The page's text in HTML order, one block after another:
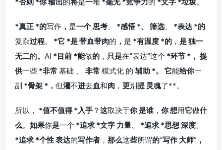
*真正 *的写作 ， 是一个思考 *感悟*、 筛选、 *表达 *的
复杂过程。 *它 *是带血带肉的 ， 是 *有温度 *的 ， 是独一
无二的。 AI *目前 *能做的 ， 只是在“表达”这个 *环节 *， 提
供一些 *非常 基础 非常 模式化 的 辅助 *。 它能给你一
副 *骨架 *， 但灌不进去血和肉 ， 更别提 灵魂了**。
所以， *值不值得*入手 ？ 这取决于你是谁 ， 你想用它做什
么。 如果你是一个 *追求 *文字 力量 *追求 *思想 深度
*追求 *个性表达的写作者 ， 那么这些所谓的“写作 大师” ，